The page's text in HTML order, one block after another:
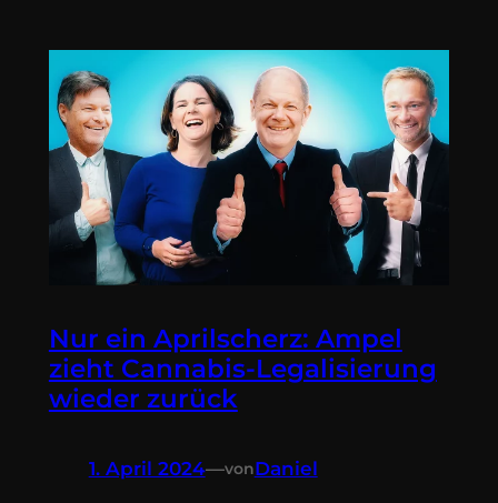
Nur ein Aprilscherz: Ampel
zieht Cannabis-Legalisierung
wieder zurück
1. April 2024—vonDaniel